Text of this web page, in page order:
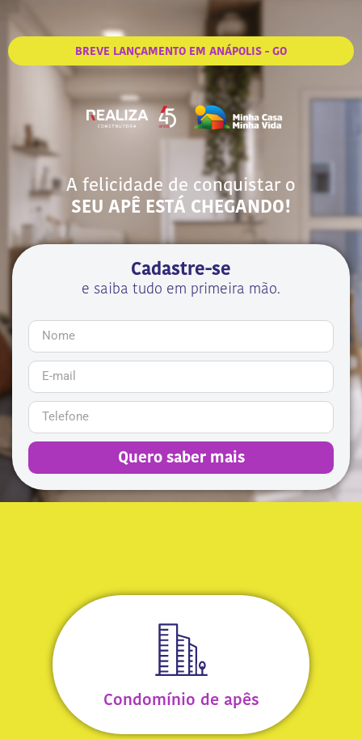
BREVE LANÇAMENTO EM ANÁPOLIS - GO
A felicidade de conquistar o
SEU APÊ ESTÁ CHEGANDO!
Cadastre-se
e saiba tudo em primeira mão.
Quero saber mais
Condomínio de apês